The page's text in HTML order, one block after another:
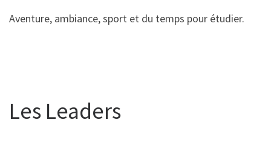
Aventure, ambiance, sport et du temps pour étudier.
Les Leaders